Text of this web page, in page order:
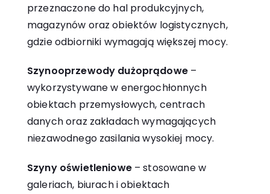
przeznaczone do hal produkcyjnych,
magazynów oraz obiektów logistycznych,
gdzie odbiorniki wymagają większej mocy.
Szynooprzewody dużoprądowe–
wykorzystywane w energochłonnych
obiektach przemysłowych, centrach
danych oraz zakładach wymagających
niezawodnego zasilania wysokiej mocy.
Szyny oświetleniowe– stosowane w
galeriach, biurach i obiektach